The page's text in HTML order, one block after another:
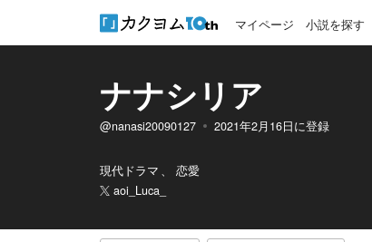
マイページ 小説を探す
ナナシリア
@nanasi20090127 2021年2月16日に登録
現代ドラマ
恋愛
aoi_Luca_